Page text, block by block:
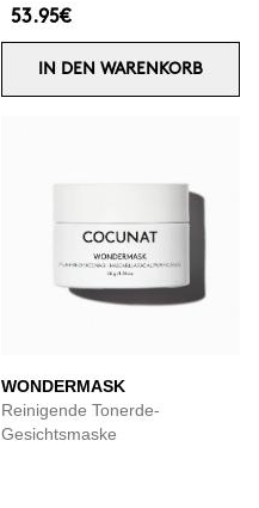
53.95€
IN DEN WARENKORB
WONDERMASK
Reinigende Tonerde-
Gesichtsmaske